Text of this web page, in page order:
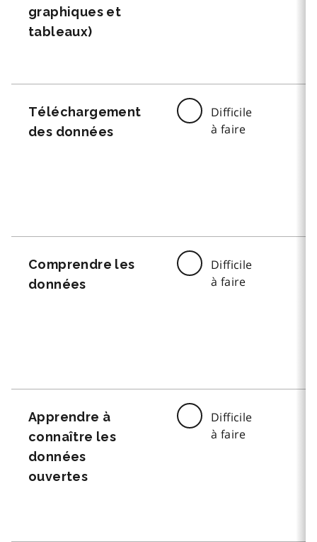
graphiques et
tableaux)
Téléchargement
des données
Difficile
à faire
Comprendre les
données
Difficile
à faire
Apprendre à
connaître les
données
ouvertes
Difficile
à faire